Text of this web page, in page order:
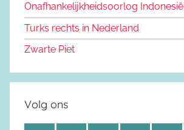
Onafhankelijkheidsoorlog Indonesië
Turks rechts in Nederland
Zwarte Piet
Volg ons